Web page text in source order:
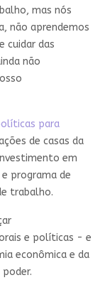
mas nós
não aprendemos
cuidar das
não
para
de casas da
em
programa de
trabalho.
e políticas - e
econômica e da